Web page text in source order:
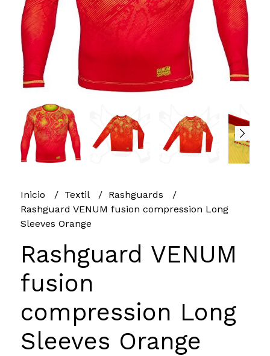
Inicio Textil
Rashguards
Rashguard VENUM fusion compression Long
Sleeves Orange
Rashguard VENUM
fusion
compression Long
Sleeves Orange